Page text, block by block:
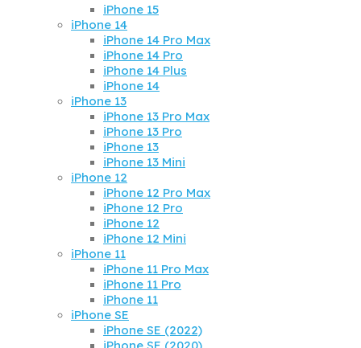
iPhone 15
iPhone 14
iPhone 14 Pro Max
iPhone 14 Pro
iPhone 14 Plus
iPhone 14
iPhone 13
iPhone 13 Pro Max
iPhone 13 Pro
iPhone 13
iPhone 13 Mini
iPhone 12
iPhone 12 Pro Max
iPhone 12 Pro
iPhone 12
iPhone 12 Mini
iPhone 11
iPhone 11 Pro Max
iPhone 11 Pro
iPhone 11
iPhone SE
iPhone SE (2022)